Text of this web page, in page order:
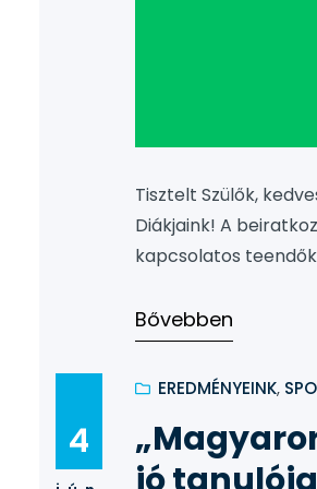
Tisztelt Szülők,
Diákjaink! A
kapcsolatos
találnak meg minden
Bővebben
4
EREDMÉNYEINK,